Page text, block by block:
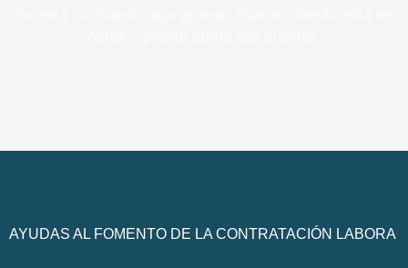
AYUDAS AL FOMENTO DE LA CONTRATACIÓN LABORA